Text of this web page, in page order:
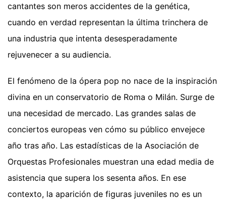
cantantes son meros accidentes de la genética,
cuando en verdad representan la última trinchera de
una industria que intenta desesperadamente
rejuvenecer a su audiencia.
El fenómeno de la ópera pop no nace de la inspiración
divina en un conservatorio de Roma o Milán. Surge de
una necesidad de mercado. Las grandes salas de
conciertos europeas ven cómo su público envejece
año tras año. Las estadísticas de la Asociación de
Orquestas Profesionales muestran una edad media de
asistencia que supera los sesenta años. En ese
contexto, la aparición de figuras juveniles no es un